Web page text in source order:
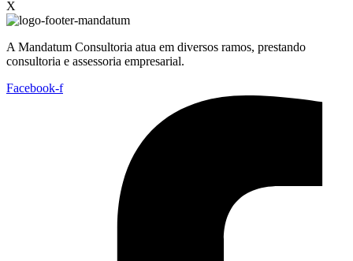
X
A Mandatum Consultoria atua em diversos ramos, prestando
consultoria e assessoria empresarial.
Facebook-f